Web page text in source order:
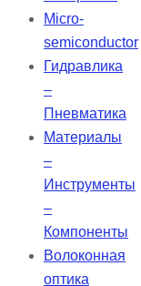
Micro-
semiconductor
Гидравлика
–
Пневматика
Материалы
–
Инструменты
–
Компоненты
Волоконная
оптика